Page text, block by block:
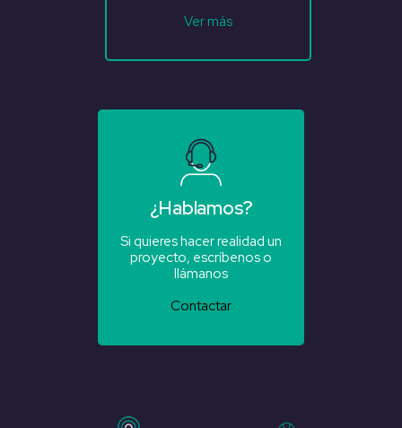
Ver más
¿Hablamos?
Si quieres hacer realidad un
proyecto, escríbenos o
llámanos
Contactar